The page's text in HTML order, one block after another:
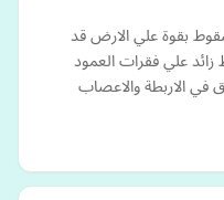
بقوة علي الارض قد
علي فقرات العمود
في الاربطة والاعصاب